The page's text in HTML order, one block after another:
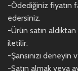
-Ödediğiniz fiyatın
edersiniz.
-Ürün satın
iletilir.
-Şansınızı deneyin
-Satın almak veya